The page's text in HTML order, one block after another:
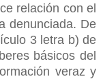
relación con el
denunciada. De
3 letra b) de
básicos del
veraz y